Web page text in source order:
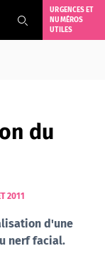
URGENCES ET
NUMÉROS
UTILES
du
2011
d'une
nerf facial.